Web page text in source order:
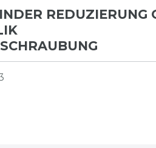
REDUZIERUNG